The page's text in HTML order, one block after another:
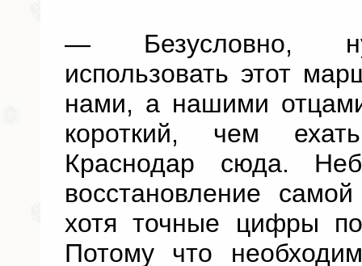
— Безусловно,
использовать этот
нами, а нашими
короткий, чем
Краснодар сюда.
восстановление
хотя точные цифры
Потому что